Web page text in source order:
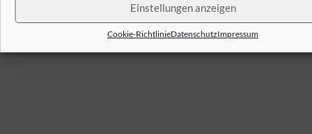
Einstellungen anzeigen
Cookie-RichtlinieDatenschutzImpressum